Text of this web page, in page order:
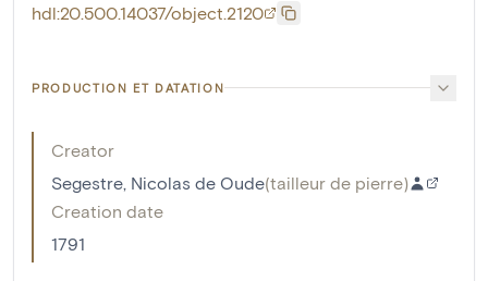
hdl:20.500.14037/object.2120
PRODUCTION ET DATATION
Creator
Segestre, Nicolas de Oude(tailleur de pierre)
Creation date
1791